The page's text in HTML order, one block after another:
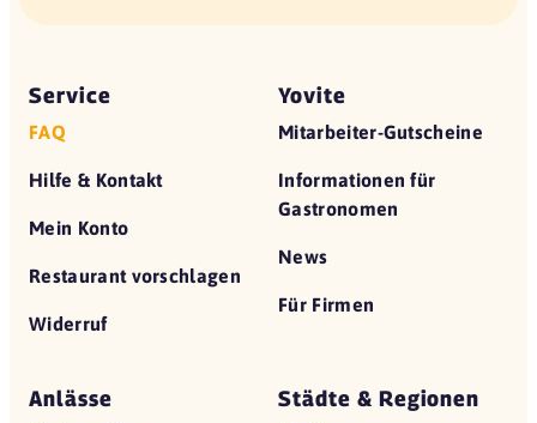
Service
FAQ
Hilfe & Kontakt
Mein Konto
Restaurant vorschlagen
Widerruf
Yovite
Mitarbeiter-Gutscheine
Informationen für
Gastronomen
News
Für Firmen
Anlässe Städte & Regionen